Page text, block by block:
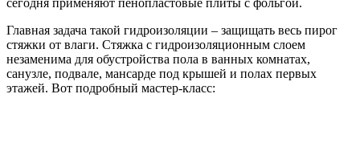
Главная задача такой гидроизоляции – защищать весь пирог
стяжки от влаги. Стяжка с гидроизоляционным слоем
незаменима для обустройства пола в ванных комнатах,
санузле, подвале, мансарде под крышей и полах первых
этажей. Вот подробный мастер-класс: